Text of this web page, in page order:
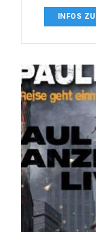
INFOS